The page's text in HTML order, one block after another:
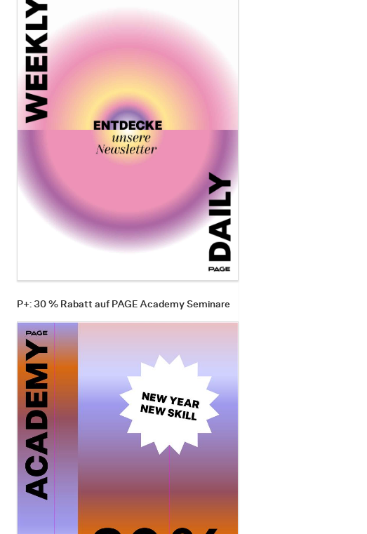
P+: 30 % Rabatt auf PAGE Academy Seminare